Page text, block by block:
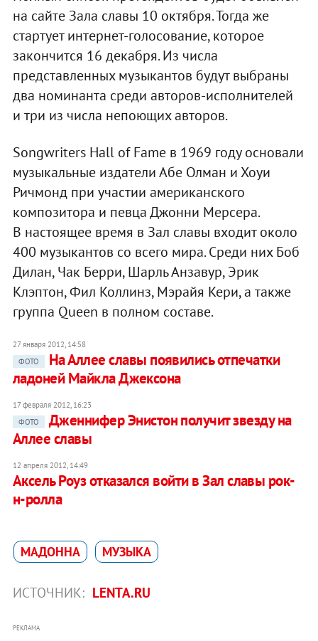
на сайте Зала славы 10 октября. Тогда же
стартует интернет-голосование, которое
закончится 16 декабря. Из числа
представленных музыкантов будут выбраны
два номинанта среди авторов-исполнителей
и три из числа непоющих авторов.
Songwriters Hall of Fame в 1969 году основали
музыкальные издатели Абе Олман и Хоуи
Ричмонд при участии американского
композитора и певца Джонни Мерсера.
В настоящее время в Зал славы входит около
400 музыкантов со всего мира. Среди них Боб
Дилан, Чак Берри, Шарль Анзавур, Эрик
Клэптон, Фил Коллинз, Мэрайя Кери, а также
группа Queen в полном составе.
27 января 2012, 14:58
ФОТО
На Аллее славы появились отпечатки
ладоней Майкла Джексона
17 февраля 2012, 16:23
ФОТО
Дженнифер Энистон получит звезду на
Аллее славы
12 апреля 2012, 14:49
Аксель Роуз отказался войти в Зал славы рок-
н-ролла
МАДОННA МУЗЫКА
ИСТОЧНИК: LENTA.RU
РЕКЛАМА